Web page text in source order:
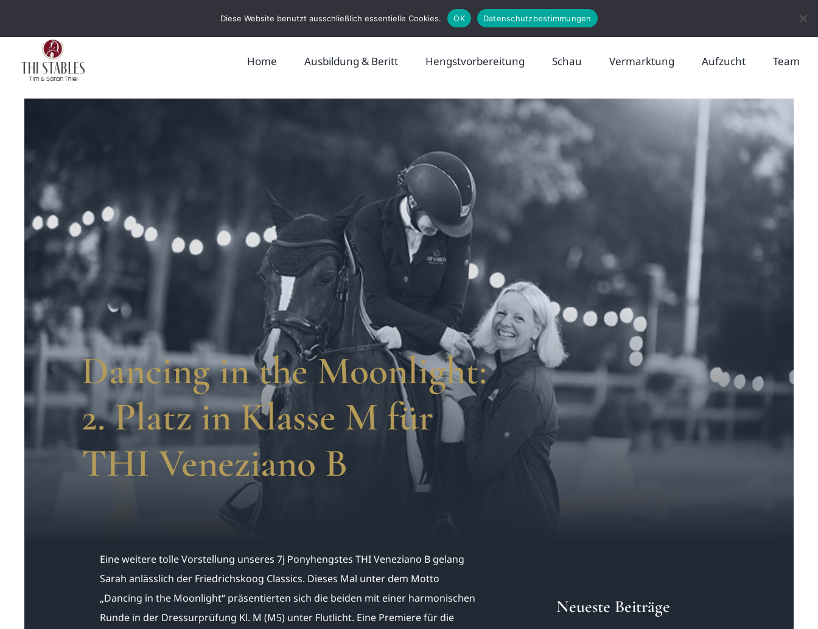
Home Ausbildung & Beritt Hengstvorbereitung Schau Vermarktung Aufzucht Team
Dancing in the Moonlight:
2. Platz in Klasse M für
THI Veneziano B
Eine weitere tolle Vorstellung unseres 7j Ponyhengstes THI Veneziano B gelang
Sarah anlässlich der Friedrichskoog Classics. Dieses Mal unter dem Motto
„Dancing in the Moonlight“ präsentierten sich die beiden mit einer harmonischen
Runde in der Dressurprüfung Kl. M (M5) unter Flutlicht. Eine Premiere für die
Neueste Beiträge
Diese Website benutzt ausschließlich essentielle Cookies. OK Datenschutzbestimmungen